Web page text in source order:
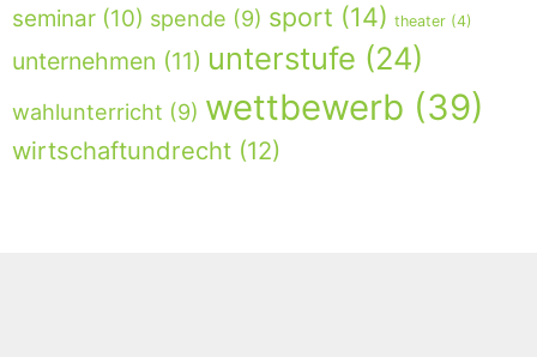
seminar (10) spende (9) sport (14) theater (4)
unternehmen (11) unterstufe (24)
wahlunterricht (9) wettbewerb (39)
wirtschaftundrecht (12)